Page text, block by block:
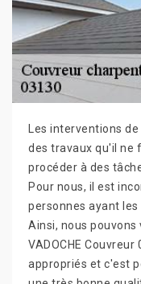
Les interventions
des travaux qu'il ne
procéder à des
Pour nous, il est
personnes ayant
Ainsi, nous
VADOCHE
appropriés et c'est